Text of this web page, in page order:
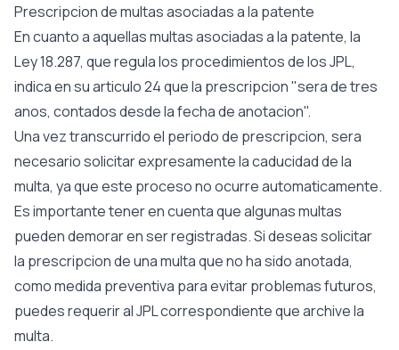
Prescripcion de multas asociadas a la patente
En cuanto a aquellas multas asociadas a la patente, la
Ley 18.287, que regula los procedimientos de los JPL,
indica en su articulo 24 que la prescripcion "sera de tres
anos, contados desde la fecha de anotacion".
Una vez transcurrido el periodo de prescripcion, sera
necesario solicitar expresamente la caducidad de la
multa, ya que este proceso no ocurre automaticamente.
Es importante tener en cuenta que algunas multas
pueden demorar en ser registradas. Si deseas solicitar
la prescripcion de una multa que no ha sido anotada,
como medida preventiva para evitar problemas futuros,
puedes requerir al JPL correspondiente que archive la
multa.